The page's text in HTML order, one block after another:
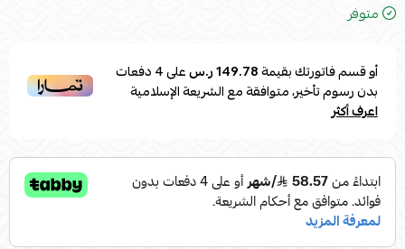
متوفر
أو قسم فاتورتك بقيمة149.78 ر.س على4دفعات
بدون رسوم تأخير، متوافقة مع الشريعة الإسلامية
اعرف أكثر